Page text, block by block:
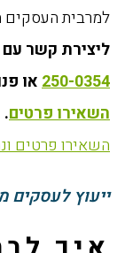
למרבית
ליצירת קשר
250-0354או
השאירו פרטים.
השאירו פרטים
ייעוץ לעסקים